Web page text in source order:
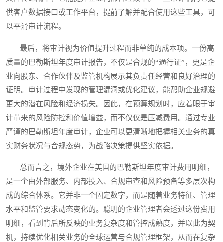
供客户数据接口或工作平台，提前了解并配合使用这些工具，可
以平滑审计流程。
最后，将审计视为价值提升过程而非单纯的成本项。一份高
质量的巴勒斯坦年度审计报告，不仅是合规的“通行证”，更是企
业向股东、合作伙伴及监管机构展示其负责任经营和良好治理的
证明。审计过程中发现的管理漏洞或优化建议，能帮助企业规避
更大的潜在风险和经济损失。因此，在预算规划时，应着眼于审
计带来的风险防控和价值增益，而不仅仅是压减费用。通过专业
严谨的巴勒斯坦年度审计，企业可以更清晰地把握相关业务的真
实财务状况与合规态势，为战略决策提供坚实依据。
总而言之，境外企业在美国的巴勒斯坦年度审计费用明细，
是一个由外部服务、内部投入、合规审查和风险预备等多层次构
成的综合体系。它并非一个固定数字，而是随着业务特征、管理
水平和监管要求动态变化的。聪明的企业管理者会透过这份费用
明细，看到背后所反映的业务复杂度和管控成熟度，并以此为契
机，持续优化相关业务的全球运营与合规管理框架，从而在复杂